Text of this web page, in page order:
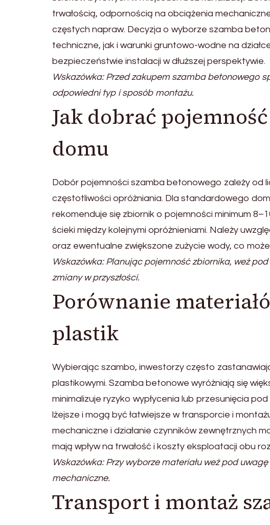
trwałością, odpornością na obciążenia
częstych napraw. Decyzja o wyborze szamba
techniczne, jak i warunki gruntowo-wodne na
bezpieczeństwie instalacji w dłuższej perspektywie.
Wskazówka: Przed zakupem szamba betonowego
odpowiedni typ i sposób montażu.
Jak dobrać
domu
Dobór pojemności szamba betonowego zależy od
częstotliwości opróżniania. Dla standardowego
rekomenduje się zbiornik o pojemności minimum
ścieki między kolejnymi opróżnieniami. Należy
oraz ewentualne zwiększone zużycie wody, co
Wskazówka: Planując pojemność zbiornika, weź
zmiany w przyszłości.
Porównanie
plastik
Wybierając szambo, inwestorzy często
plastikowymi. Szamba betonowe wyróżniają się
minimalizuje ryzyko wypłycenia lub przesunięcia
lżejsze i mogą być łatwiejsze w transporcie i
mechaniczne i działanie czynników zewnętrznych
mają wpływ na trwałość i koszty eksploatacji obu
Wskazówka: Przy wyborze materiału weź pod
mechaniczne.
Transport i montaż